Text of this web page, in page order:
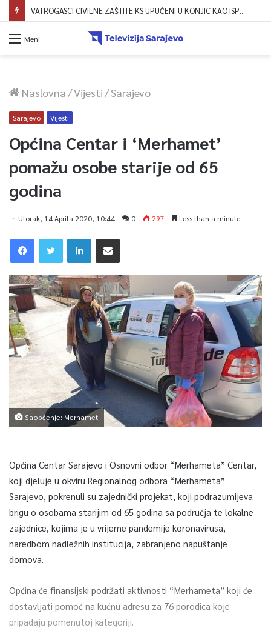
VATROGASCI CIVILNE ZAŠTITE KS UPUĆENI U KONJIC KAO ISPOMOĆ U GAŠENJU POŽARA
Meni
Naslovna/Vijesti/Sarajevo
Sarajevo Vijesti
Općina Centar i ‘Merhamet’
pomažu osobe starije od 65
godina
Utorak, 14 Aprila 2020, 10:44 0 297 Less than a minute
Saopćenje: Merhamet
Općina Centar Sarajevo i Osnovni odbor “Merhameta” Centar,
koji djeluje u okviru Regionalnog odbora “Merhameta”
Sarajevo, pokrenuli su zajednički projekat, koji podrazumijeva
brigu o osobama starijim od 65 godina sa područja te lokalne
zajednice, kojima je u vrijeme pandemije koronavirusa,
naredbom nadležnih institucija, zabranjeno napuštanje
domova.
Općina će finansijski podržati aktivnosti “Merhameta” koji će
dostavljati pomoć na kućnu adresu za 76 porodica koje
pripadaju pomenutoj kategoriji.